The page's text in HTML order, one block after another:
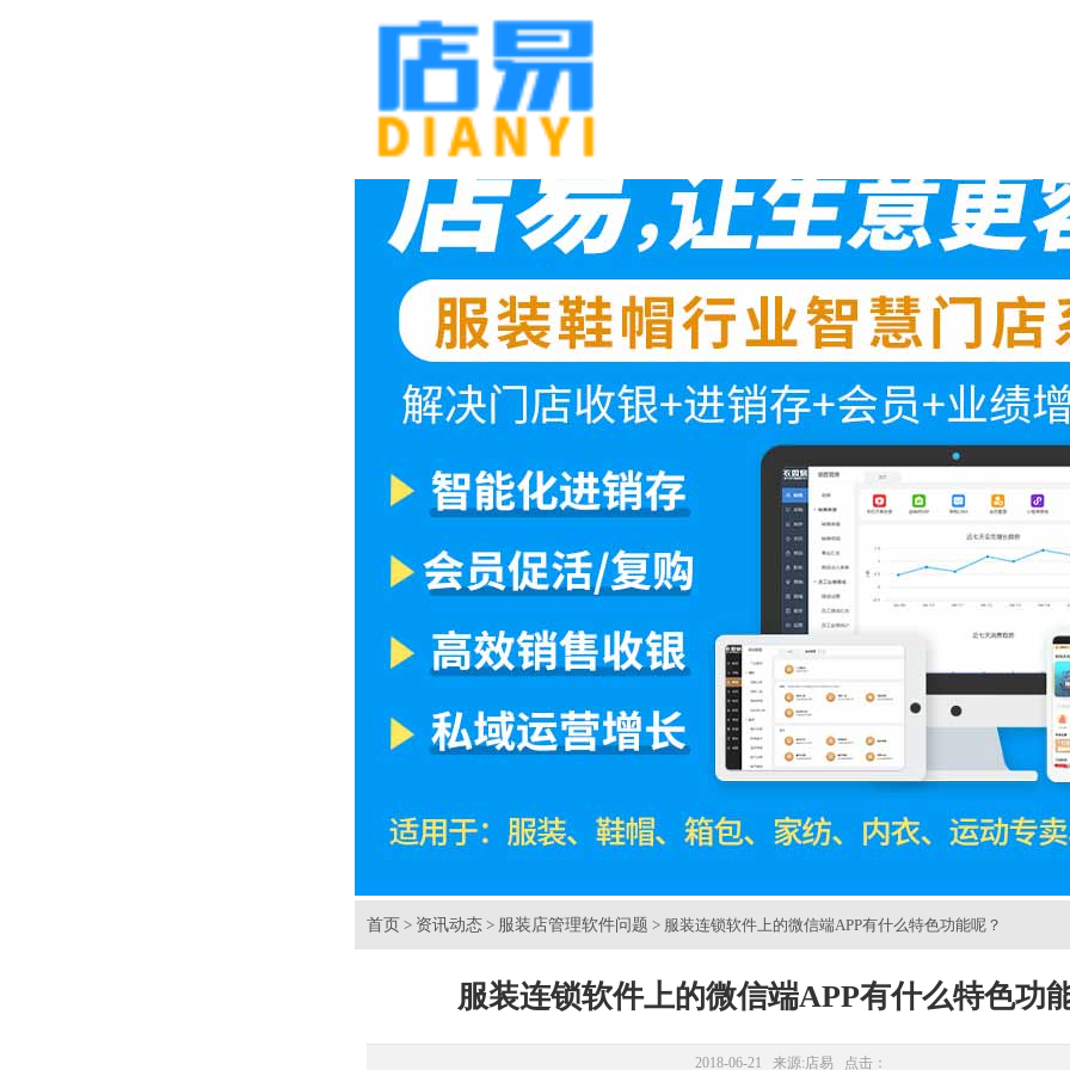
首页 > 资讯动态 > 服装店管理软件问题 > 服装连锁软件上的微信端APP有什么特色功能呢？
服装连锁软件上的微信端APP有什么特色功
2018-06-21 来源:店易 点击：